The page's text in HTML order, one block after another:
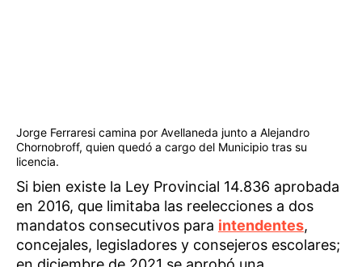
Jorge Ferraresi camina por Avellaneda junto a Alejandro
Chornobroff, quien quedó a cargo del Municipio tras su
licencia.
Si bien existe la Ley Provincial 14.836 aprobada
en 2016, que limitaba las reelecciones a dos
mandatos consecutivos para intendentes,
concejales, legisladores y consejeros escolares;